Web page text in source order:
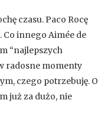
czasu. Paco Rocę
Co innego Aimée de
“najlepszych
radosne momenty
czego potrzebuję. O
już za dużo, nie